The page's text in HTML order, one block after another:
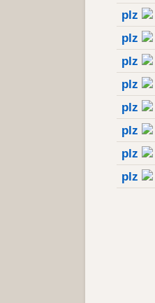
plz
plz
plz
plz
plz
plz
plz
plz